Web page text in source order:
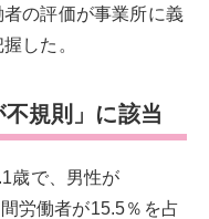
の評価が事業所に義
した。
規則」に該当
歳で、男性が
労働者が15.5％を占